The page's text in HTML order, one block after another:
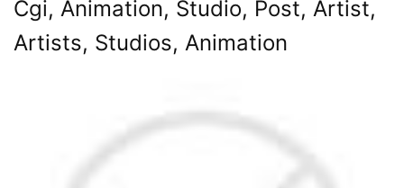
Cgi, Animation, Studio, Post, Artist,
Artists, Studios, Animation